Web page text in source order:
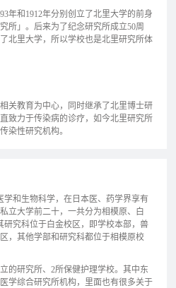
年和1912年分别创立了北里大学的前身
所」。后来为了纪念研究所成立50周
北里大学，所以学校也是北里研究所体
关教育为中心，同时继承了北里博士研
致力于传染病的诊疗，如今北里研究所
染性研究机构。
学和生物科学，在日本医、药学界享有
立大学前二十，一共分为相模原、白
研究科位于白金校区，即学校本部，兽
，其他学部和研究科都位于相模原校
的研究所、2所保健护理学校。其中东
学综合研究所机构，里面也有很多关于